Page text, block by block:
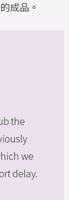
成品。
the
we
delay.